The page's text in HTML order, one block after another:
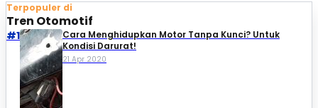
Terpopuler di
Tren Otomotif
#1
Cara Menghidupkan Motor Tanpa Kunci? Untuk
Kondisi Darurat!
21 Apr 2020